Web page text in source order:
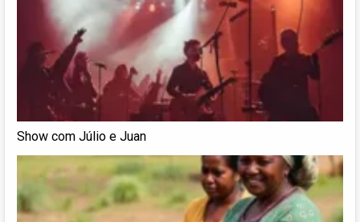
Show com Júlio e Juan